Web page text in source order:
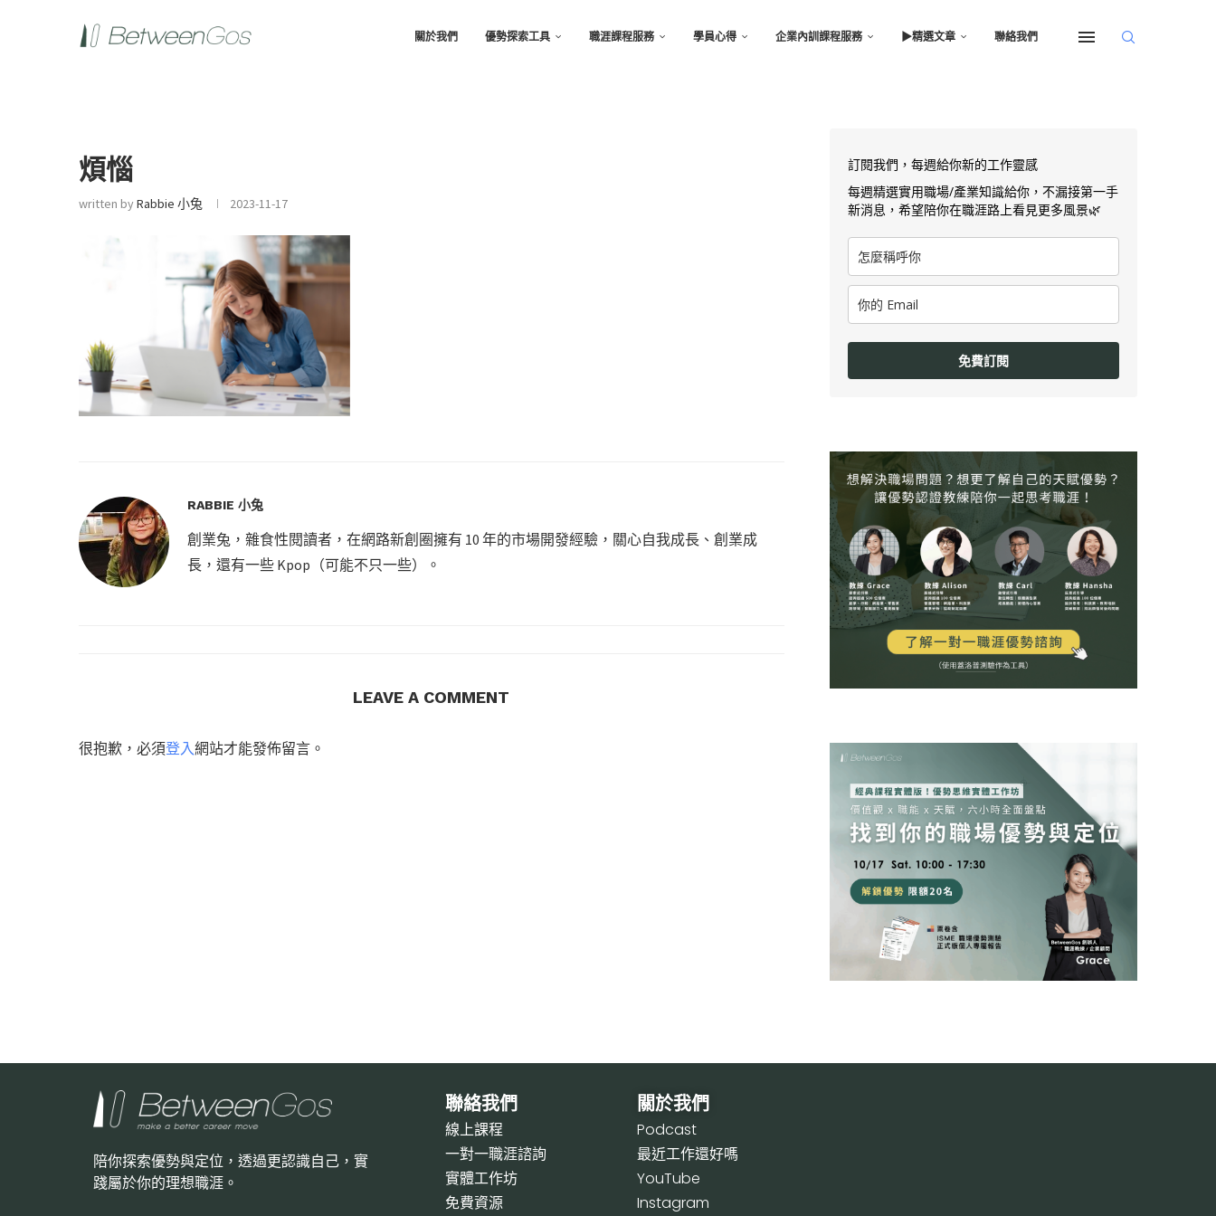
關於我們 優勢探索工具 職涯課程服務 學員心得 企業內訓課程服務 ▶︎精選文章 聯絡我們
煩惱
written byRabbie 小兔 2023-11-17
RABBIE 小兔
創業兔，雜食性閱讀者，在網路新創圈擁有 10 年的市場開發經驗，關心自我成長、創業成
長，還有一些 Kpop（可能不只一些）。
LEAVE A COMMENT
很抱歉，必須登入網站才能發佈留言。
訂閱我們，每週給你新的工作靈感
每週精選實用職場/產業知識給你，不漏接第一手
新消息，希望陪你在職涯路上看見更多風景🌿
免費訂閱
陪你探索優勢與定位，透過更認識自己，實
踐屬於你的理想職涯。
聯絡我們
線上課程
一對一職涯諮詢
實體工作坊
免費資源
關於我們
Podcast
最近工作還好嗎
YouTube
Instagram